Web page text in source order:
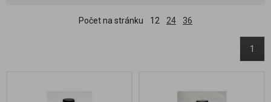
Počet na stránku 12 24 36
1